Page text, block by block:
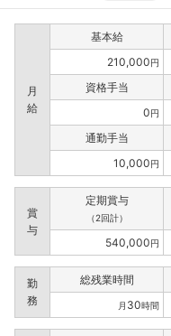
月
給
基本給
210,000円
資格手当
0円
通勤手当
10,000円
賞
与
定期賞与
（2回計）
540,000円
勤
務
総残業時間
月 30時間